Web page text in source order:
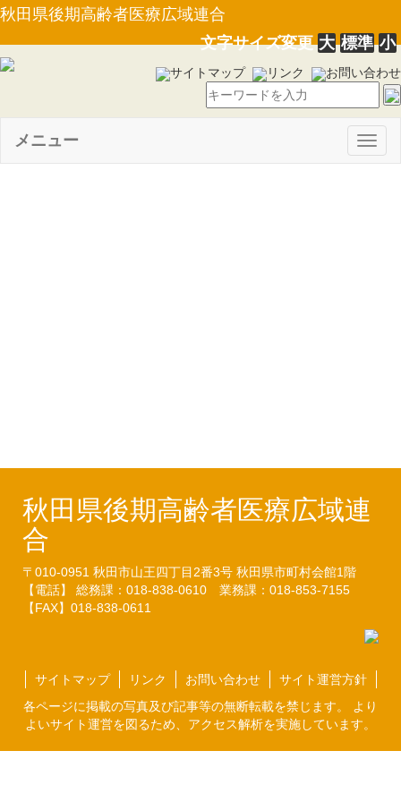
秋田県後期高齢者医療広域連合
文字サイズ変更大 標準 小
サイトマップ リンク お問い合わせ
メニュー
秋田県後期高齢者医療広域連
合
〒010-0951 秋田市山王四丁目2番3号 秋田県市町村会館1階
【電話】 総務課：018-838-0610 業務課：018-853-7155
【FAX】018-838-0611
サイトマップ リンク お問い合わせ
サイト運営方針
各ページに掲載の写真及び記事等の無断転載を禁じます。 より
よいサイト運営を図るため、アクセス解析を実施しています。